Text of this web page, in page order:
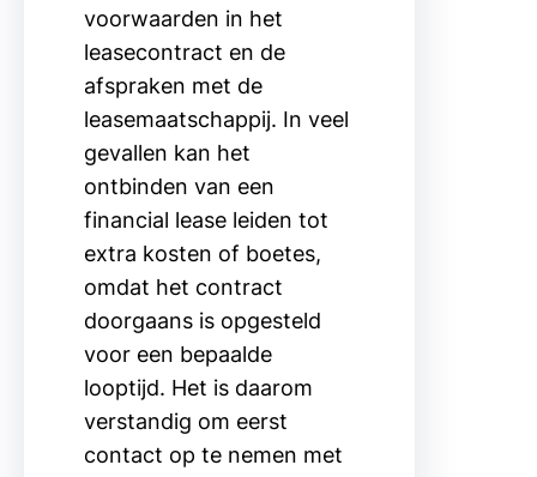
voorwaarden in het
leasecontract en de
afspraken met de
leasemaatschappij. In veel
gevallen kan het
ontbinden van een
financial lease leiden tot
extra kosten of boetes,
omdat het contract
doorgaans is opgesteld
voor een bepaalde
looptijd. Het is daarom
verstandig om eerst
contact op te nemen met